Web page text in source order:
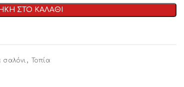
ΣΤΟ ΚΑΛΑΘΙ
σαλόνι , Τοπία